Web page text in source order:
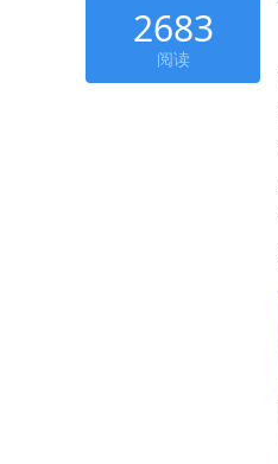
2683
阅读